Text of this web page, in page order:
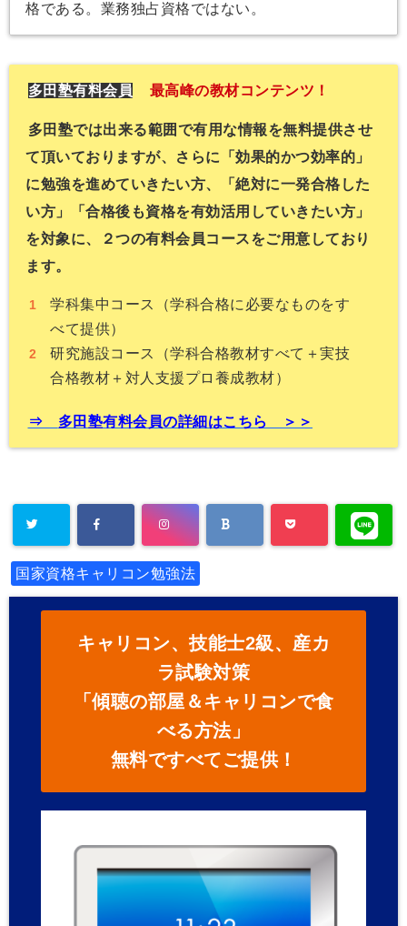
格である。業務独占資格ではない。
多田塾有料会員 最高峰の教材コンテンツ！
多田塾では出来る範囲で有用な情報を無料提供させ
て頂いておりま すが、さらに「効果的かつ効率的」
に勉強を進めていきたい方、
「絶対に一発合格した
い方」「合格後も資格を有効活用していきたい方」
を対象に、
２つの有料会員コースをご用意しており
ます。
学科集中コース（学科合格に必要なものをす
べて提供）
研究施設コース（学科合格教材すべて＋実技
合格教材＋ 対人支援プロ養成教材）
⇒ 多田塾有料会員の詳細はこちら ＞＞
国家資格キャリコン勉強法
キャリコン、技能士2級、産カ
ラ試験対策
「傾聴の部屋＆キャリコンで食
べる方法」
無料ですべてご提供！